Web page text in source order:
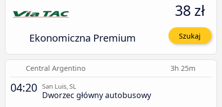
Ekonomiczna Premium
38 zł
Szukaj
Central Argentino 3h 25m
04:20 San Luis, SL
Dworzec główny autobusowy